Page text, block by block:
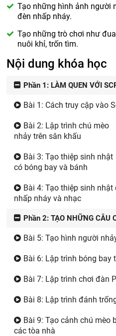
Tạo những hình ảnh người
đèn nhấp nháy.
Tạo những trò chơi như
nuôi khỉ, trốn tìm.
Nội dung khóa học
Phần 1: LÀM QUEN VỚI
Bài 1: Cách truy cập vào
Bài 2: Lập trình chú mèo
nhảy trên sân khấu
Bài 3: Tạo thiệp sinh nhật
có bóng bay và bánh
Bài 4: Tạo thiệp sinh nhật
nhấp nháy và nhạc
Phần 2: TẠO NHỮNG CÂU
Bài 5: Tạo hình người
Bài 6: Lập trình bóng bay
Bài 7: Lập trình chơi đàn
Bài 8: Lập trình đánh
Bài 9: Tạo cảnh chú mèo
các tòa nhà